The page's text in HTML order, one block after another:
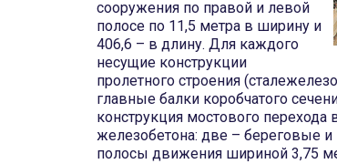
сооружения по правой и левой
полосе по 11,5 метра в ширину и
406,6 – в длину. Для каждого
несущие конструкции
пролетного строения
главные балки коробчатого
конструкция мостового
железобетона: две – береговые
полосы движения шириной 3,75